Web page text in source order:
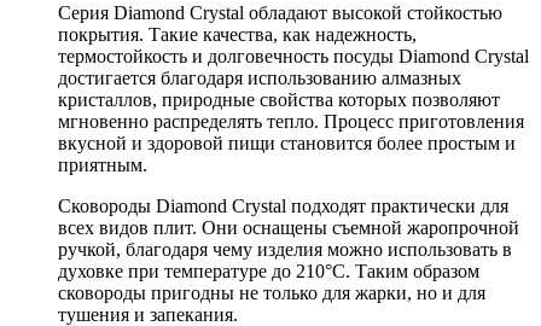
Серия Diamond Crystal обладают высокой стойкостью
покрытия. Такие качества, как надежность,
термостойкость и долговечность посуды Diamond Crystal
достигается благодаря использованию алмазных
кристаллов, природные свойства которых позволяют
мгновенно распределять тепло. Процесс приготовления
вкусной и здоровой пищи становится более простым и
приятным.
Сковороды Diamond Crystal подходят практически для
всех видов плит. Они оснащены съемной жаропрочной
ручкой, благодаря чему изделия можно использовать в
духовке при температуре до 210°С. Таким образом
сковороды пригодны не только для жарки, но и для
тушения и запекания.